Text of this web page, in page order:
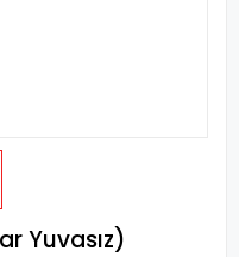
Yuvasız)